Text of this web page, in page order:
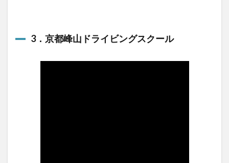
3．京都峰山ドライビングスクール